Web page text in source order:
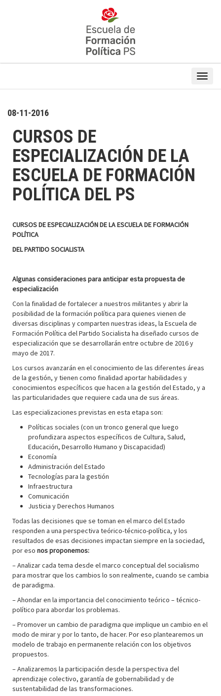
08-11-2016
CURSOS DE
ESPECIALIZACIÓN DE LA
ESCUELA DE FORMACIÓN
POLÍTICA DEL PS
CURSOS DE ESPECIALIZACIÓN DE LA ESCUELA DE FORMACIÓN
POLÍTICA
DEL PARTIDO SOCIALISTA
Algunas consideraciones para anticipar esta propuesta de
especialización
Con la finalidad de fortalecer a nuestros militantes y abrir la
posibilidad de la formación política para quienes vienen de
diversas disciplinas y comparten nuestras ideas, la Escuela de
Formación Política del Partido Socialista ha diseñado cursos de
especialización que se desarrollarán entre octubre de 2016 y
mayo de 2017.
Los cursos avanzarán en el conocimiento de las diferentes áreas
de la gestión, y tienen como finalidad aportar habilidades y
conocimientos específicos que hacen a la gestión del Estado, y a
las particularidades que requiere cada una de sus áreas.
Las especializaciones previstas en esta etapa son:
Políticas sociales (con un tronco general que luego
profundizara aspectos específicos de Cultura, Salud,
Educación, Desarrollo Humano y Discapacidad)
Economía
Administración del Estado
Tecnologías para la gestión
Infraestructura
Comunicación
Justicia y Derechos Humanos
Todas las decisiones que se toman en el marco del Estado
responden a una perspectiva teórico-técnico-política, y los
resultados de esas decisiones impactan siempre en la sociedad,
por eso nos proponemos:
– Analizar cada tema desde el marco conceptual del socialismo
para mostrar que los cambios lo son realmente, cuando se cambia
de paradigma.
– Ahondar en la importancia del conocimiento teórico – técnico-
político para abordar los problemas.
– Promover un cambio de paradigma que implique un cambio en el
modo de mirar y por lo tanto, de hacer. Por eso plantearemos un
modelo de trabajo en permanente relación con los objetivos
propuestos.
– Analizaremos la participación desde la perspectiva del
aprendizaje colectivo, garantía de gobernabilidad y de
sustentabilidad de las transformaciones.